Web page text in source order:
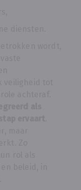
diensten.
wordt,
tot
achteraf.
als
ervaart
maar
Zo
rol als
beleid, in